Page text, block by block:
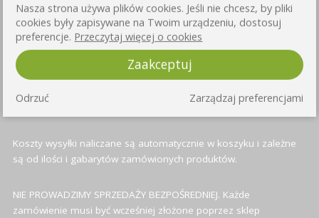
INFORMACJE O WYSYŁCE
Przy każdym produkcie znajduje się informacja o czasie wysyłki -
standardowo jest to od 3 do 4 dni roboczych
Koszty wysyłki naliczane są automatycznie w koszyku i zależne
są od ilości i gabarytów zamówionych produktów.
NIE PROWADZIMY SPRZEDAŻY BEZPOŚREDNIEJ. Każde
zamówienie musi być wcześniej złożone poprzez sklep
Nasza strona używa plików cookies. Jeśli nie chcesz, by pliki
cookies były zapisywane na Twoim urządzeniu, dostosuj
preferencje. Przeczytaj więcej o cookies
Zaakceptuj
Zarządzaj preferencjami
Odrzuć